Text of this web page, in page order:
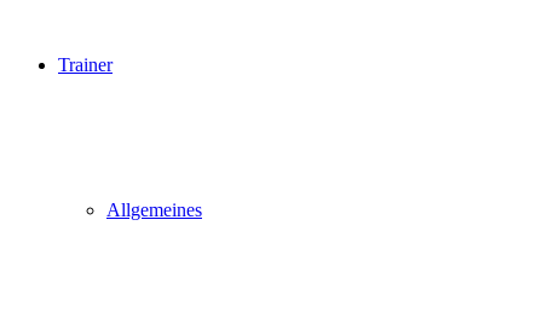
Trainer
Allgemeines